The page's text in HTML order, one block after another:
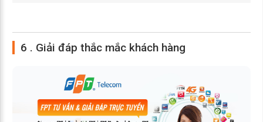
6 . Giải đáp thắc mắc khách hàng